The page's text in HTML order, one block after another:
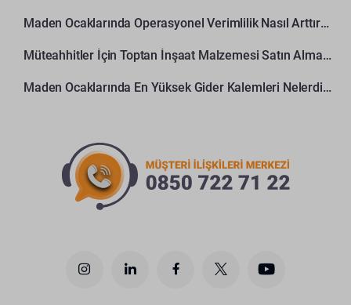
Maden Ocaklarında Operasyonel Verimlilik Nasıl Arttırılır?
Müteahhitler İçin Toptan İnşaat Malzemesi Satın Alma Rehberi
Maden Ocaklarında En Yüksek Gider Kalemleri Nelerdir?